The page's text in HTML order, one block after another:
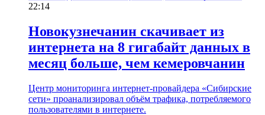
22:14
Новокузнечанин скачивает из
интернета на 8 гигабайт данных в
месяц больше, чем кемеровчанин
Центр мониторинга интернет-провайдера «Сибирские
сети» проанализировал объём трафика, потребляемого
пользователями в интернете.